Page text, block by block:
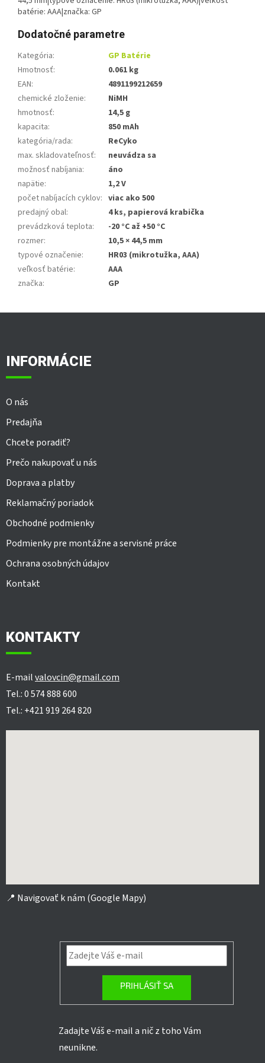
batérie: AAA|značka: GP
Dodatočné parametre
Kategória:
GP Batérie
Hmotnosť:
0.061 kg
EAN:
4891199212659
chemické zloženie:
NiMH
hmotnosť:
14,5 g
kapacita:
850 mAh
kategória/rada:
ReCyko
max. skladovateľnosť:
neuvádza sa
možnosť nabíjania:
áno
napätie:
1,2 V
počet nabíjacích cyklov: viac ako 500
predajný obal:
4 ks, papierová krabička
prevádzková teplota:
-20 °C až +50 °C
rozmer:
10,5 × 44,5 mm
typové označenie:
HR03 (mikrotužka, AAA)
veľkosť batérie:
AAA
značka: GP
INFORMÁCIE
O nás
Predajňa
Chcete poradiť?
Prečo nakupovať u nás
Doprava a platby
Reklamačný poriadok
Obchodné podmienky
Podmienky pre montážne a servisné práce
Ochrana osobných údajov
Kontakt
KONTAKTY
E-mailvalovcin@gmail.com
Tel.: 0 574 888 600
Tel.: +421 919 264 820
📍 Navigovať k nám (Google Mapy)
PRIHLÁSIŤ SA
Zadajte Váš e-mail a nič z toho Vám
neunikne.